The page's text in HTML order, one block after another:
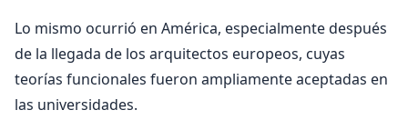
Lo mismo ocurrió en América, especialmente después
de la llegada de los arquitectos europeos, cuyas
teorías funcionales fueron ampliamente aceptadas en
las universidades.